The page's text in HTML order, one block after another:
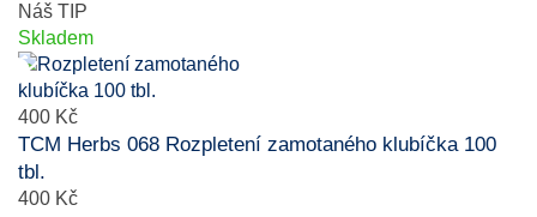
Náš TIP
Skladem
400 Kč
TCM Herbs 068 Rozpletení zamotaného klubíčka 100
tbl.
400 Kč